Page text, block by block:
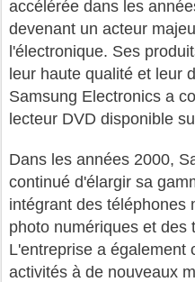
accélérée dans les
devenant un acteur
l'électronique. Ses
leur haute qualité et leur
Samsung Electronics a
lecteur DVD disponible
Dans les années 2000,
continué d'élargir sa
intégrant des téléphones
photo numériques et des
L'entreprise a également
activités à de nouveaux